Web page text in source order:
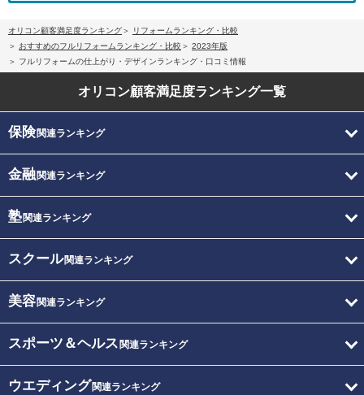
オリコン顧客満足度ランキング
リフォームランキング・比較
おすすめのフルリフォームランキング・比較
2023年版
フルリフォームの仕上がり・デザインランキング・口コミ情報
オリコン顧客満足度ランキング一覧
保険関連ランキング
金融関連ランキング
塾関連ランキング
スクール関連ランキング
美容関連ランキング
スポーツ＆ヘルス 関連ランキング
ウエディング関連ランキング